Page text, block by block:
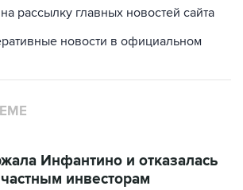
рассылку главных новостей сайта
новости в официальном
Инфантино и отказалась
инвесторам